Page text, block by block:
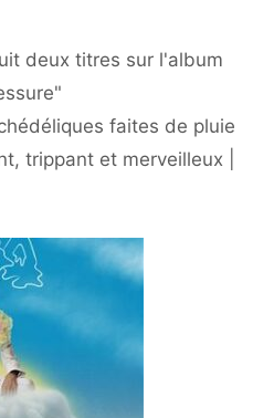
deux titres sur l'album
faites de pluie
trippant et merveilleux |